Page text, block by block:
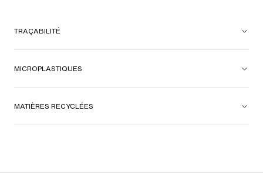
TRAÇABILITÉ
MICROPLASTIQUES
MATIÈRES RECYCLÉES